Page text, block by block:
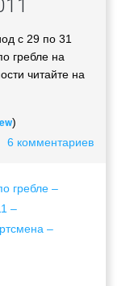
с 29 по 31
гребле на
читайте на
)
6 комментариев
гребле –
–
–